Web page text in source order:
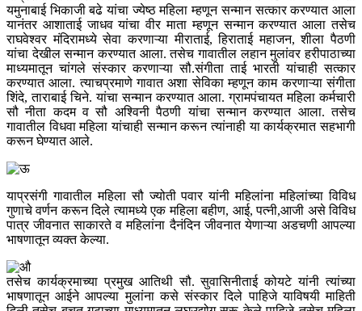
यमुनाबाई भिकाजी बढे यांचा ज्येष्ठ महिला म्हणून सन्मान सत्कार करण्यात आला
यानंतर आशाताई जाधव यांचा वीर माता म्हणून सन्मान करण्यात आला तसेच
राघवेश्वर मंदिरामध्ये सेवा करणाऱ्या मीराताई, हिराताई महाजन, शीला पैठणी
यांचा देखील सन्मान करण्यात आला. तसेच गावातील लहान मुलांवर हरीपाठाच्या
माध्यमातून चांगले संस्कार करणाऱ्या सौ.संगीता ताई भारती यांचाही सत्कार
करण्यात आला. त्याचप्रमाणे गावात अशा सेविका म्हणून काम करणाऱ्या संगीता
शिंदे, ताराबाई चिने. यांचा सन्मान करण्यात आला. ग्रामपंचायत महिला कर्मचारी
सौ नीता कदम व सौ अश्विनी पैठणी यांचा सन्मान करण्यात आला. तसेच
गावातील विधवा महिला यांचाही सन्मान करून त्यांनाही या कार्यक्रमात सहभागी
करून घेण्यात आले.
याप्रसंगी गावातील महिला सौ ज्योती पवार यांनी महिलांना महिलांच्या विविध
गुणाचे वर्णन करून दिले त्यामध्ये एक महिला बहीण, आई, पत्नी,आजी असे विविध
पात्र जीवनात साकारते व महिलांना दैनंदिन जीवनात येणाऱ्या अडचणी आपल्या
भाषणातून व्यक्त केल्या.
तसेच कार्यक्रमाच्या प्रमुख आतिथी सौ. सुवासिनीताई कोयटे यांनी त्यांच्या
भाषणातून आईने आपल्या मुलांना कसे संस्कार दिले पाहिजे याविषयी माहिती